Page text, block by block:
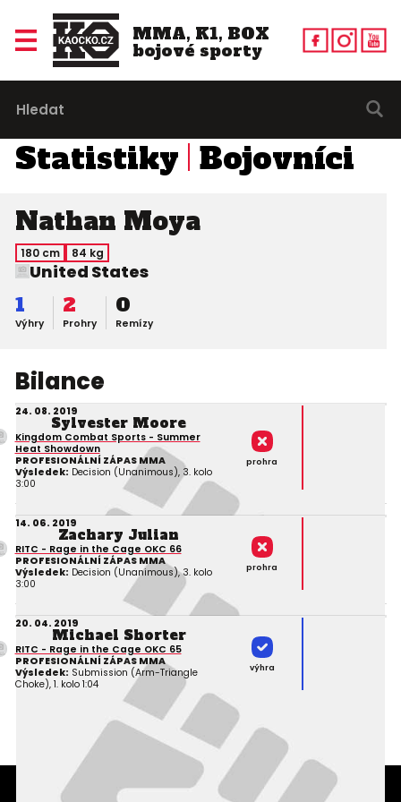
MMA, K1, BOX
bojové sporty
Statistiky Bojovníci
Nathan Moya
180 cm 84 kg
United States
Výhry
1
Prohry
2
Remízy
0
Bilance
24. 08. 2019
Sylvester Moore
Kingdom Combat Sports - Summer
Heat Showdown
PROFESIONÁLNÍ ZÁPAS MMA
Výsledek: Decision (Unanimous), 3. kolo
3:00
prohra
14. 06. 2019
Zachary Julian
RITC - Rage in the Cage OKC 66
PROFESIONÁLNÍ ZÁPAS MMA
Výsledek: Decision (Unanimous), 3. kolo
3:00
prohra
20. 04. 2019
Michael Shorter
RITC - Rage in the Cage OKC 65
PROFESIONÁLNÍ ZÁPAS MMA
Výsledek: Submission (Arm-Triangle
Choke), 1. kolo 1:04
výhra
Podmínky užití webového rozhraní